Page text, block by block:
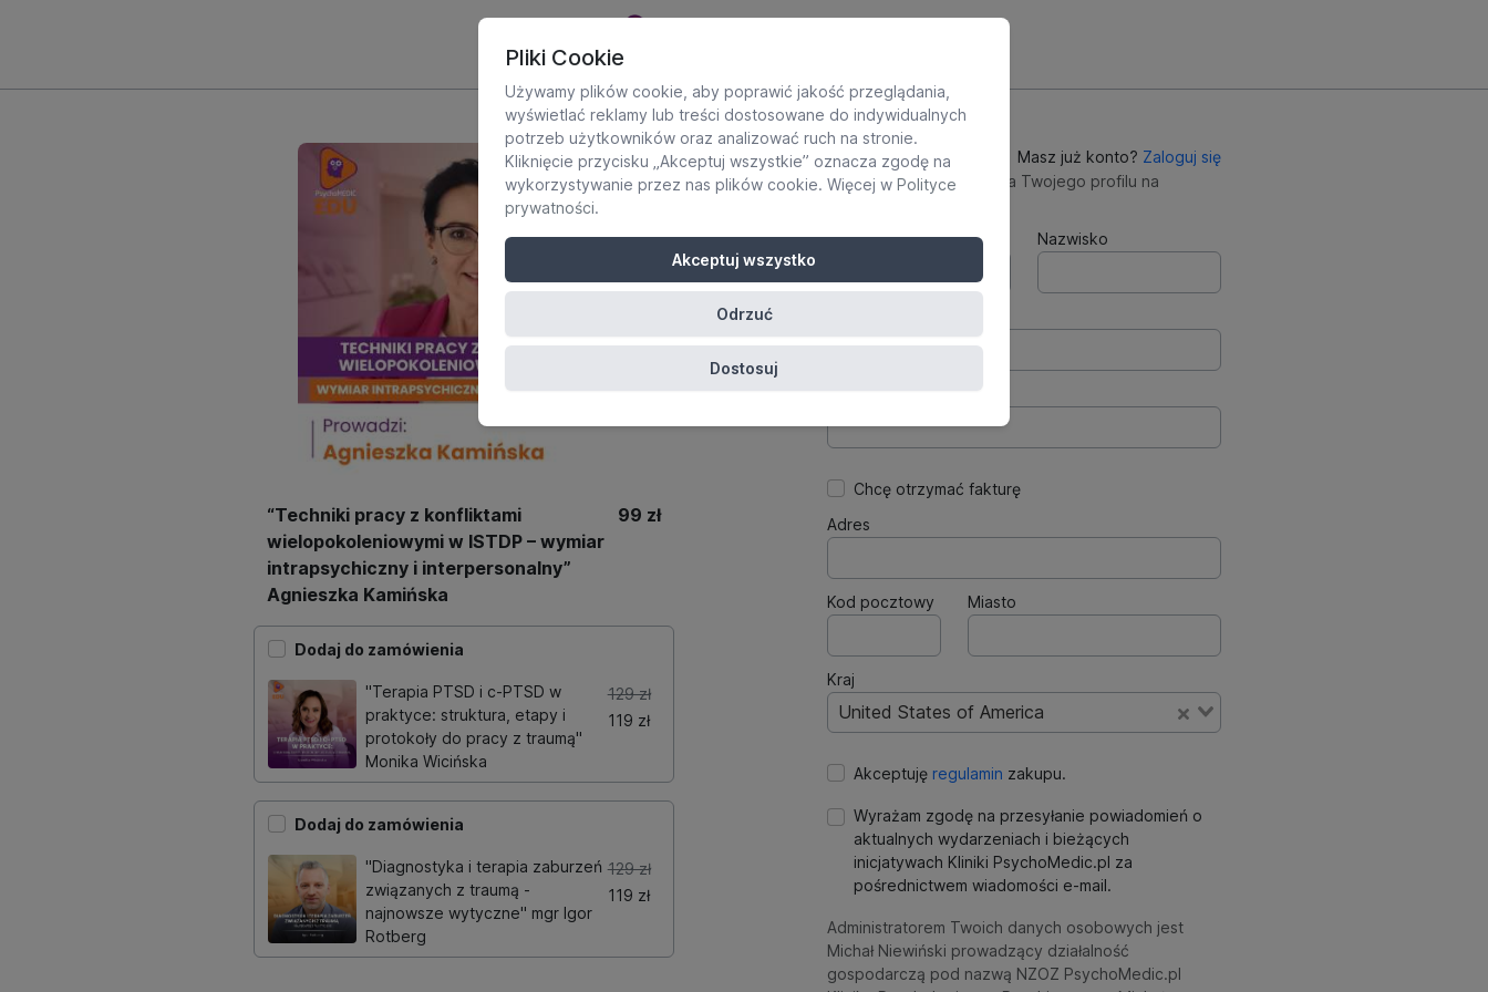
“Techniki pracy z konfliktami
wielopokoleniowymi w ISTDP – wymiar
intrapsychiczny i interpersonalny”
Agnieszka Kamińska
99 zł
Dodaj do zamówienia
"Terapia PTSD i c-PTSD w
praktyce: struktura, etapy i
protokoły do pracy z traumą"
Monika Wicińska
129 zł
119 zł
Dodaj do zamówienia
"Diagnostyka i terapia zaburzeń
związanych z traumą -
najnowsze wytyczne" mgr Igor
Rotberg
129 zł
119 zł
Dane uczestnika Masz już konto? Zaloguj się
Potrzebne do utworzenia Twojego profilu na
Imię
Nazwisko
Hasło
Chcę otrzymać fakturę
Adres
Kod pocztowy Miasto
Kraj
United States of America
Akceptuję regulamin zakupu.
Wyrażam zgodę na przesyłanie powiadomień o
aktualnych wydarzeniach i bieżących
inicjatywach Kliniki PsychoMedic.pl za
pośrednictwem wiadomości e-mail.
Administratorem Twoich danych osobowych jest
Michał Niewiński prowadzący działalność
gospodarczą pod nazwą NZOZ PsychoMedic.pl
Pliki Cookie
Używamy plików cookie, aby poprawić jakość przeglądania,
wyświetlać reklamy lub treści dostosowane do indywidualnych
potrzeb użytkowników oraz analizować ruch na stronie.
Kliknięcie przycisku „Akceptuj wszystkie” oznacza zgodę na
wykorzystywanie przez nas plików cookie. Więcej w Polityce
prywatności.
Akceptuj wszystko
Odrzuć
Dostosuj